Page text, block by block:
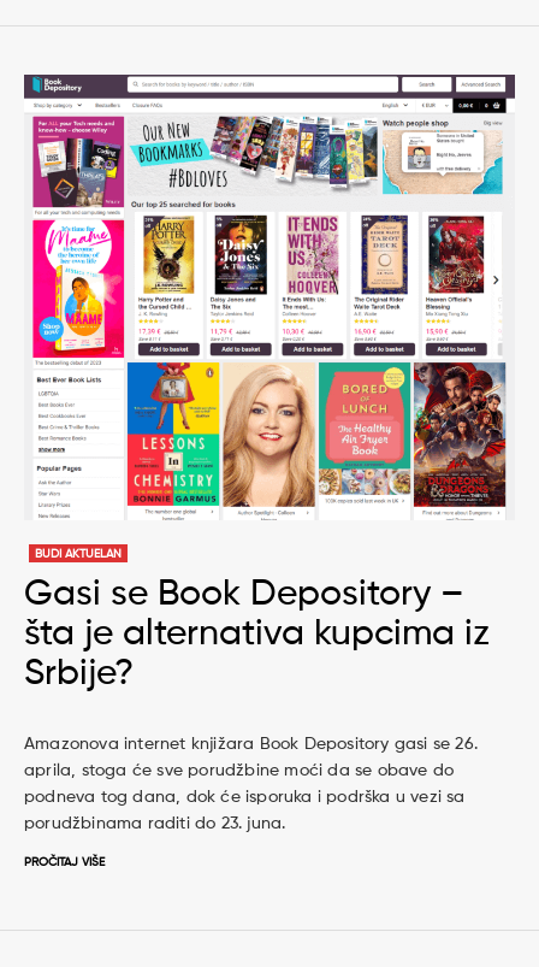
BUDI AKTUELAN
Gasi se Book Depository –
šta je alternativa kupcima iz
Srbije?
Amazonova internet knjižara Book Depository gasi se 26.
aprila, stoga će sve porudžbine moći da se obave do
podneva tog dana, dok će isporuka i podrška u vezi sa
porudžbinama raditi do 23. juna.
PROČITAJ VIŠE